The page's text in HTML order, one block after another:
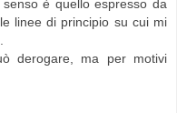
è quello espresso da
linee di principio su cui mi
derogare, ma per motivi